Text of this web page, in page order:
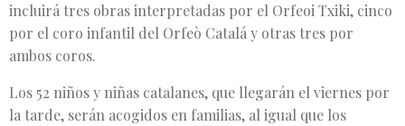
incluirá tres obras interpretadas por el Orfeoi Txiki, cinco
por el coro infantil del Orfeò Catalá y otras tres por
ambos coros.
Los 52 niños y niñas catalanes, que llegarán el viernes por
la tarde, serán acogidos en familias, al igual que los